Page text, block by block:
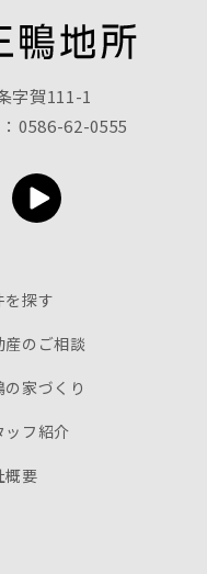
字賀111-1
0586-62-0555
を探す
産のご相談
の家づくり
ッフ紹介
概要